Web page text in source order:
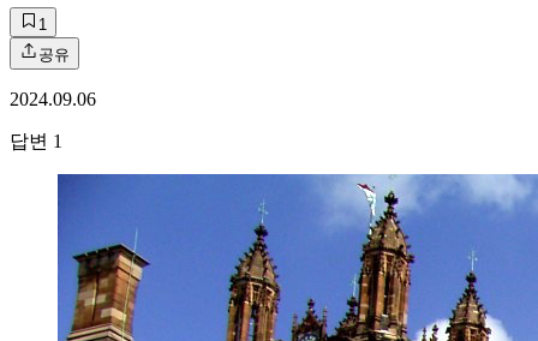
1
공유
2024.09.06
답변 1